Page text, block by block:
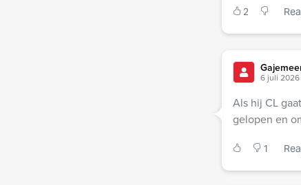
2
6 juli 2026
Als hij CL
gelopen en
1